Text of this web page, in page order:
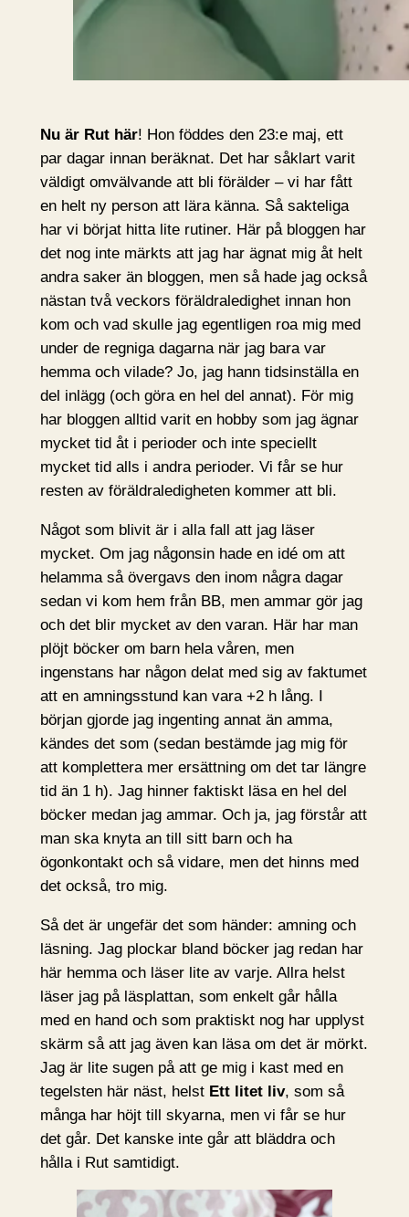
Nu är Rut här! Hon föddes den 23:e maj, ett
par dagar innan beräknat. Det har såklart varit
väldigt omvälvande att bli förälder – vi har fått
en helt ny person att lära känna. Så sakteliga
har vi börjat hitta lite rutiner. Här på bloggen har
det nog inte märkts att jag har ägnat mig åt helt
andra saker än bloggen, men så hade jag också
nästan två veckors föräldraledighet innan hon
kom och vad skulle jag egentligen roa mig med
under de regniga dagarna när jag bara var
hemma och vilade? Jo, jag hann tidsinställa en
del inlägg (och göra en hel del annat). För mig
har bloggen alltid varit en hobby som jag ägnar
mycket tid åt i perioder och inte speciellt
mycket tid alls i andra perioder. Vi får se hur
resten av föräldraledigheten kommer att bli.
Något som blivit är i alla fall att jag läser
mycket. Om jag någonsin hade en idé om att
helamma så övergavs den inom några dagar
sedan vi kom hem från BB, men ammar gör jag
och det blir mycket av den varan. Här har man
plöjt böcker om barn hela våren, men
ingenstans har någon delat med sig av faktumet
att en amningsstund kan vara +2 h lång. I
början gjorde jag ingenting annat än amma,
kändes det som (sedan bestämde jag mig för
att komplettera mer ersättning om det tar längre
tid än 1 h). Jag hinner faktiskt läsa en hel del
böcker medan jag ammar. Och ja, jag förstår att
man ska knyta an till sitt barn och ha
ögonkontakt och så vidare, men det hinns med
det också, tro mig.
Så det är ungefär det som händer: amning och
läsning. Jag plockar bland böcker jag redan har
här hemma och läser lite av varje. Allra helst
läser jag på läsplattan, som enkelt går hålla
med en hand och som praktiskt nog har upplyst
skärm så att jag även kan läsa om det är mörkt.
Jag är lite sugen på att ge mig i kast med en
tegelsten här näst, helst Ett litet liv, som så
många har höjt till skyarna, men vi får se hur
det går. Det kanske inte går att bläddra och
hålla i Rut samtidigt.